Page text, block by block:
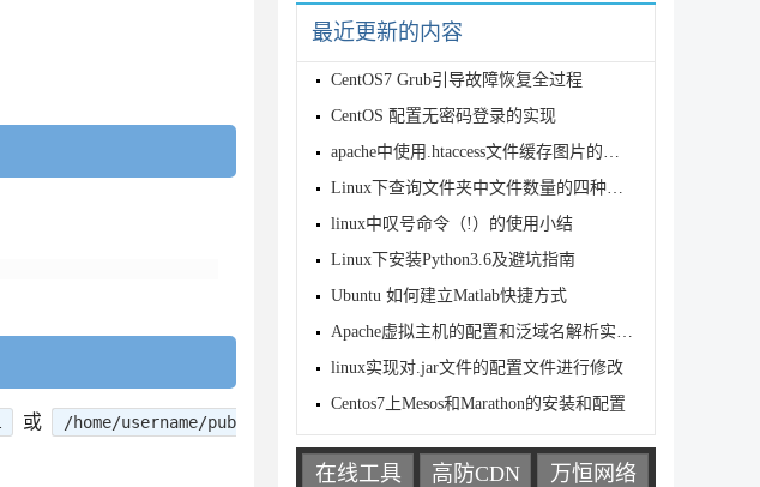
或
/home/username/pub
最近更新的内容
CentOS7 Grub引导故障恢复全过程
CentOS 配置无密码登录的实现
apache中使用.htaccess文件缓存图片的配置方法
Linux下查询文件夹中文件数量的四种方法
linux中叹号命令（!）的使用小结
Linux下安装Python3.6及避坑指南
Ubuntu 如何建立Matlab快捷方式
Apache虚拟主机的配置和泛域名解析实现代码
linux实现对.jar文件的配置文件进行修改
Centos7上Mesos和Marathon的安装和配置
在线工具 高防CDN 万恒网络